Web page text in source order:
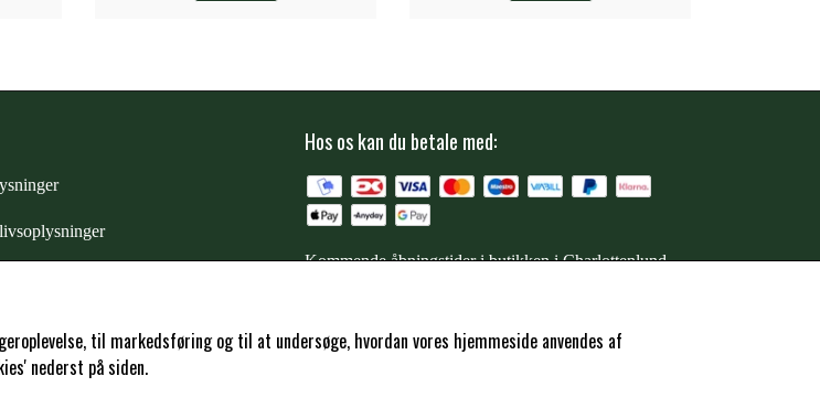
Hos os kan du betale med:
Kommende åbningstider i butikken i Charlottenlund
til markedsføring og til at undersøge, hvordan vores hjemmeside anvendes af
nederst på siden.